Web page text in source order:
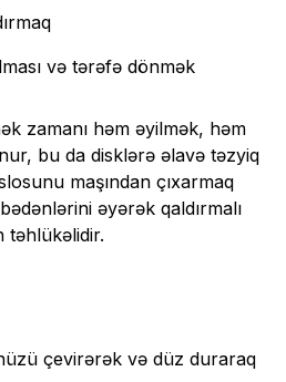
və tərəfə dönmək
zamanı həm əyilmək, həm
bu da disklərə əlavə təzyiq
maşından çıxarmaq
əyərək qaldırmalı
təhlükəlidir.
çevirərək və düz duraraq